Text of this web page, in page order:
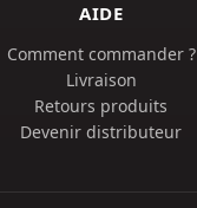
AIDE
Comment commander ?
Livraison
Retours produits
Devenir distributeur